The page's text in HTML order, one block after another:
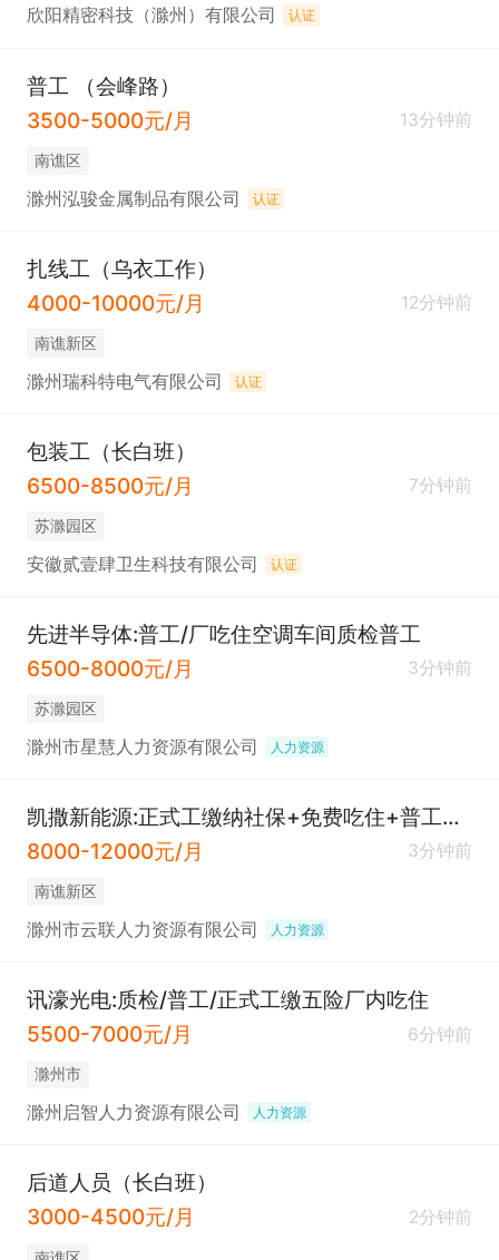
欣阳精密科技（滁州）有限公司 认证
普工 （会峰路）
3500-5000元/月
13分钟前
南谯区
滁州泓骏金属制品有限公司 认证
扎线工（乌衣工作）
4000-10000元/月
12分钟前
南谯新区
滁州瑞科特电气有限公司 认证
包装工（长白班）
6500-8500元/月
7分钟前
苏滁园区
安徽贰壹肆卫生科技有限公司 认证
先进半导体:普工/厂吃住空调车间质检普工
6500-8000元/月
3分钟前
苏滁园区
滁州市星慧人力资源有限公司 人力资源
凯撒新能源:正式工缴纳社保+免费吃住+普工操作工
8000-12000元/月
3分钟前
南谯新区
滁州市云联人力资源有限公司 人力资源
讯濠光电:质检/普工/正式工缴五险厂内吃住
5500-7000元/月
6分钟前
滁州市
滁州启智人力资源有限公司 人力资源
后道人员（长白班）
3000-4500元/月
2分钟前